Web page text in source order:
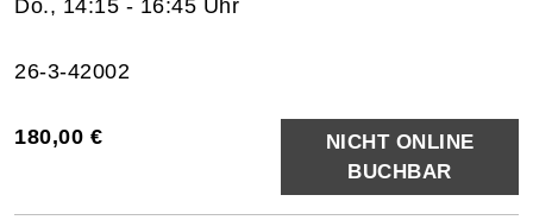
Do., 14:15 - 16:45 Uhr
26-3-42002
180,00 €
NICHT ONLINE
BUCHBAR